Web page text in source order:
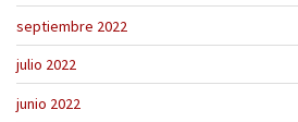
septiembre 2022
julio 2022
junio 2022